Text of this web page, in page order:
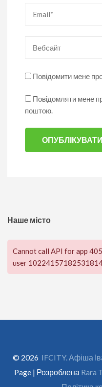
Повідомити мене
Повідомляти мене
поштою.
Наше місто
Cannot call API for app
user
© 2026 IFCITY. Афіша
Page | Розроблена Rara